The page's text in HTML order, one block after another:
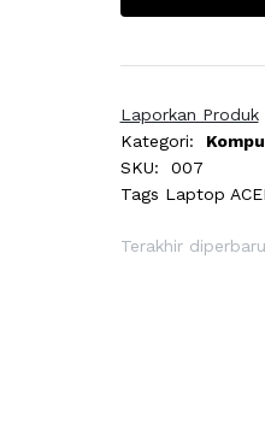
Laporkan Produk
Kategori:
SKU:
007
Tags Laptop
Terakhir